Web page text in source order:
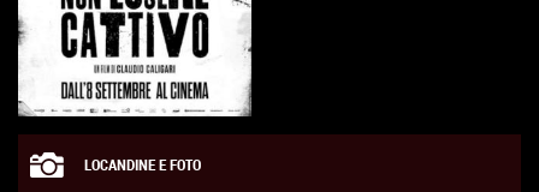
LOCANDINE E FOTO